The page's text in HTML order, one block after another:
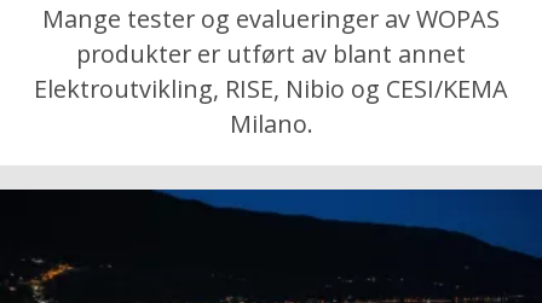
Mange tester og evalueringer av WOPAS
produkter er utført av blant annet
Elektroutvikling, RISE, Nibio og CESI/KEMA
Milano.